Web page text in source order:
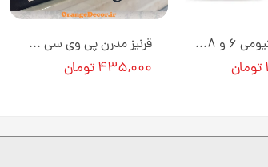
قرنیز مدرن پی وی سی سفید ساده 9 سانت کد 9921 [انبار تهران]
۴۳۵,۰۰۰ تومان
قرنیز آلومینیومی ۶ و ۸ و ۱۰ سانت در ۴ رنگ N17-75 طول ۳ متر [انبار تهران]